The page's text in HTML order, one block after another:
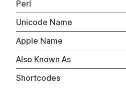
Perl
Unicode Name
Apple Name
Also Known As
Shortcodes